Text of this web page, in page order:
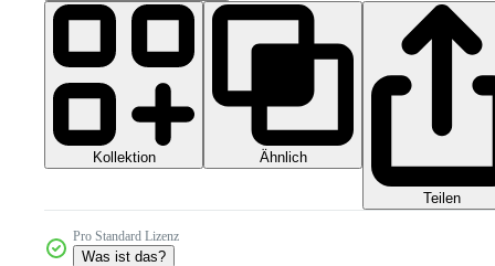
Kollektion Ähnlich
Teilen
Pro Standard Lizenz
Was ist das?